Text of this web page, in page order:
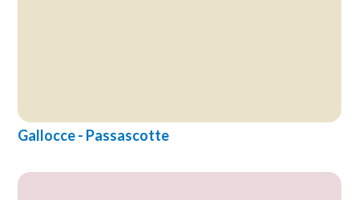
Gallocce - Passascotte